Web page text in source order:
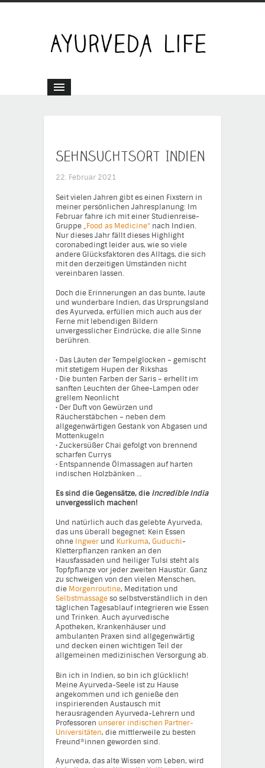
Sehnsuchtsort Indien
22. Februar 2021
Seit vielen Jahren gibt es einen Fixstern in
meiner persönlichen Jahresplanung: Im
Februar fahre ich mit einer Studienreise-
Gruppe„Food as Medicine“ nach Indien.
Nur dieses Jahr fällt dieses Highlight
coronabedingt leider aus, wie so viele
andere Glücksfaktoren des Alltags, die sich
mit den derzeitigen Umständen nicht
vereinbaren lassen.
Doch die Erinnerungen an das bunte, laute
und wunderbare Indien, das Ursprungsland
des Ayurveda, erfüllen mich auch aus der
Ferne mit lebendigen Bildern
unvergesslicher Eindrücke, die alle Sinne
berühren.
• Das Läuten der Tempelglocken – gemischt
mit stetigem Hupen der Rikshas
• Die bunten Farben der Saris – erhellt im
sanften Leuchten der Ghee-Lampen oder
grellem Neonlicht
• Der Duft von Gewürzen und
Räucherstäbchen – neben dem
allgegenwärtigen Gestank von Abgasen und
Mottenkugeln
• Zuckersüßer Chai gefolgt von brennend
scharfen Currys
• Entspannende Ölmassagen auf harten
indischen Holzbänken …
Es sind die Gegensätze, die Incredible India
unvergesslich machen!
Und natürlich auch das gelebte Ayurveda,
das uns überall begegnet: Kein Essen
ohne Ingwer und Kurkuma, Guduchi-
Kletterpflanzen ranken an den
Hausfassaden und heiliger Tulsi steht als
Topfpflanze vor jeder zweiten Haustür. Ganz
zu schweigen von den vielen Menschen,
die Morgenroutine, Meditation und
Selbstmassageso selbstverständlich in den
täglichen Tagesablauf integrieren wie Essen
und Trinken. Auch ayurvedische
Apotheken, Krankenhäuser und
ambulanten Praxen sind allgegenwärtig
und decken einen wichtigen Teil der
allgemeinen medizinischen Versorgung ab.
Bin ich in Indien, so bin ich glücklich!
Meine Ayurveda-Seele ist zu Hause
angekommen und ich genieße den
inspirierenden Austausch mit
herausragenden Ayurveda-Lehrern und
Professoren unserer indischen Partner-
Universitäten, die mittlerweile zu besten
Freund*innen geworden sind.
Ayurveda, das alte Wissen vom Leben, wird